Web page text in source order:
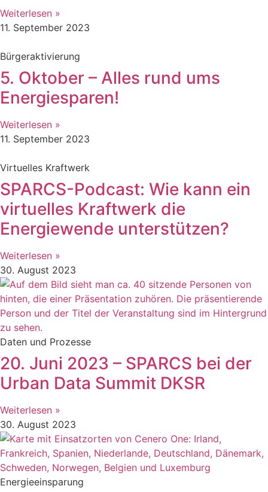
Weiterlesen »
11. September 2023
Bürgeraktivierung
5. Oktober – Alles rund ums
Energiesparen!
Weiterlesen »
11. September 2023
Virtuelles Kraftwerk
SPARCS-Podcast: Wie kann ein
virtuelles Kraftwerk die
Energiewende unterstützen?
Weiterlesen »
30. August 2023
Daten und Prozesse
20. Juni 2023 – SPARCS bei der
Urban Data Summit DKSR
Weiterlesen »
30. August 2023
Energieeinsparung